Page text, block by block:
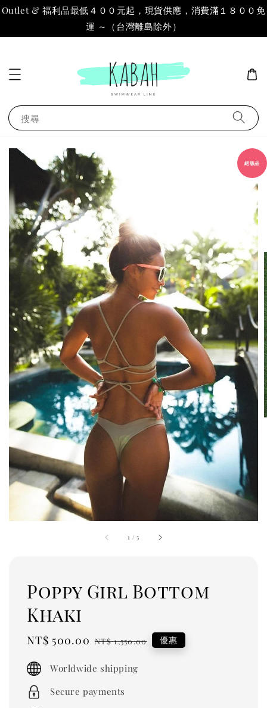
Outlet & 福利品最低４００元起，現貨供應，消費滿１８００免
運 ～（台灣離島除外）
搜尋
1 /5
絕版品
Poppy Girl Bottom
Khaki
Sale
NT$ 500.00 Regular
NT$ 1,550.00 優惠
Worldwide shipping
Secure payments